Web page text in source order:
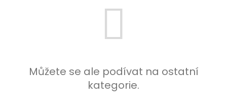
Můžete se ale podívat na ostatní
kategorie.